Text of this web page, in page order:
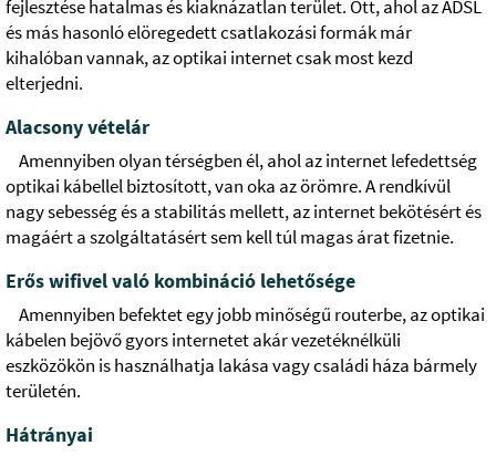
fejlesztése hatalmas és kiaknázatlan terület. Ott, ahol az ADSL
és más hasonló elöregedett csatlakozási formák már
kihalóban vannak, az optikai internet csak most kezd
elterjedni.
Alacsony vételár
Amennyiben olyan térségben él, ahol az internet lefedettség
optikai kábellel biztosított, van oka az örömre. A rendkívül
nagy sebesség és a stabilitás mellett, az internet bekötésért és
magáért a szolgáltatásért sem kell túl magas árat fizetnie.
Erős wifivel való kombináció lehetősége
Amennyiben befektet egy jobb minőségű routerbe, az optikai
kábelen bejövő gyors internetet akár vezetéknélküli
eszközökön is használhatja lakása vagy családi háza bármely
területén.
Hátrányai